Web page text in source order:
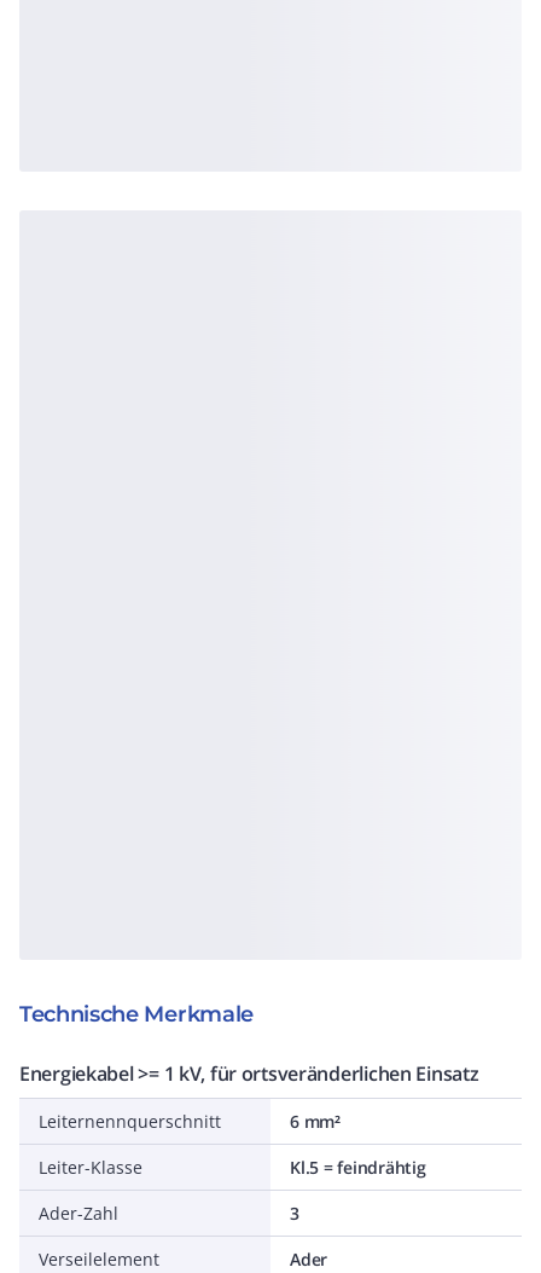
Technische Merkmale
Energiekabel >= 1 kV, für ortsveränderlichen Einsatz
Leiternennquerschnitt
6 mm²
Leiter-Klasse
Kl.5 = feindrähtig
Ader-Zahl
3
Verseilelement
Ader